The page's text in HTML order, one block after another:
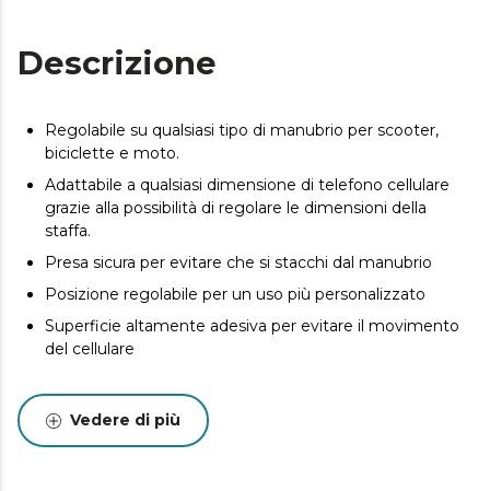
Descrizione
Regolabile su qualsiasi tipo di manubrio per scooter,
biciclette e moto.
Adattabile a qualsiasi dimensione di telefono cellulare
grazie alla possibilità di regolare le dimensioni della
staffa.
Presa sicura per evitare che si stacchi dal manubrio
Posizione regolabile per un uso più personalizzato
Superficie altamente adesiva per evitare il movimento
del cellulare
Vedere di più